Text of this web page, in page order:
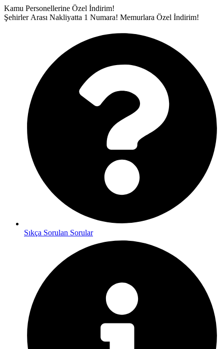
İçeriğe
atla
Kamu Personellerine Özel İndirim!
Şehirler Arası Nakliyatta 1 Numara! Memurlara Özel İndirim!
Sıkça Sorulan Sorular